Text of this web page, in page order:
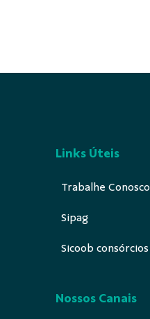
Links Úteis
Trabalhe Conosco
Sipag
Sicoob consórcios
Nossos Canais